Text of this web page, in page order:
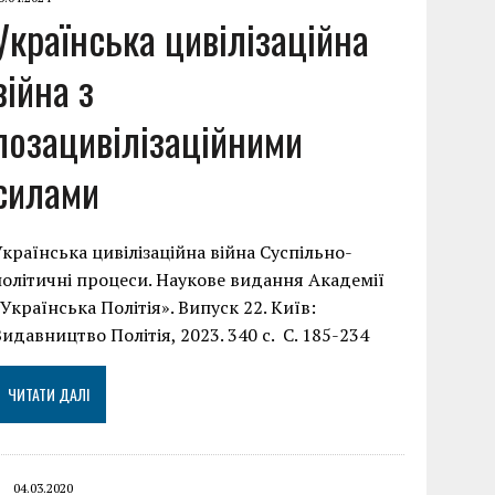
цивілізаційна
з
цивілізаційна війна Суспільно-
процеси. Наукове видання Академії
Політія». Випуск 22. Київ:
Політія, 2023. 340 с. С. 185-234
ЧИТАТИ ДАЛІ
04.03.2020